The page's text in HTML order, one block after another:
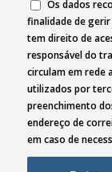
Os dados
finalidade de
tem direito de
responsável do
circulam em rede
utilizados por
preenchimento
endereço de
em caso de